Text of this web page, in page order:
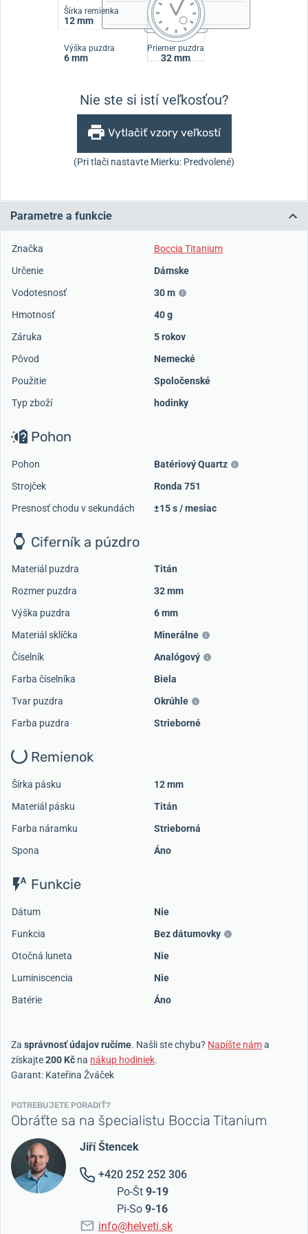
Šírka remienka
12 mm
Výška puzdra
6 mm
Priemer puzdra
32 mm
Nie ste si istí veľkosťou?
Vytlačiť vzory veľkostí
(Pri tlači nastavte Mierku: Predvolené)
Parametre a funkcie
Značka
Boccia Titanium
Určenie
Dámske
Vodotesnosť
30 m
Hmotnosť
40 g
Záruka
5 rokov
Pôvod
Nemecké
Použitie
Spoločenské
Typ zboží
hodinky
Pohon
Pohon
Batériový Quartz
Strojček
Ronda 751
Presnosť chodu v sekundách
±15 s / mesiac
Ciferník a púzdro
Materiál puzdra
Titán
Rozmer puzdra
32 mm
Výška puzdra
6 mm
Materiál sklíčka
Minerálne
Číselník
Analógový
Farba číselníka
Biela
Tvar puzdra
Okrúhle
Farba puzdra
Strieborné
Remienok
Šírka pásku
12 mm
Materiál pásku
Titán
Farba náramku
Strieborná
Spona
Áno
Funkcie
Dátum
Nie
Funkcia
Bez dátumovky
Otočná luneta
Nie
Luminiscencia
Nie
Batérie
Áno
Za správnosť údajov ručíme. Našli ste chybu? Napíšte náma
získajte200 Kč na nákup hodiniek.
Garant: Kateřina Žváček
POTREBUJETE PORADIŤ?
Obráťte sa na špecialistu Boccia Titanium
Jiří Štencek
+420 252 252 306
Po-Št 9-19
Pi-So 9-16
info@helveti.sk